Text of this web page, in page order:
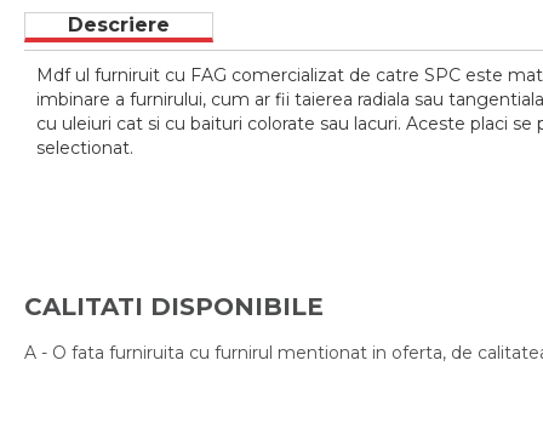
Descriere
Mdf ul furniruit cu FAG comercializat de catre SPC este
imbinare a furnirului, cum ar fii taierea radiala sau
cu uleiuri cat si cu baituri colorate sau lacuri. Aceste placi
selectionat.
CALITATI DISPONIBILE
A - O fata furniruita cu furnirul mentionat in oferta, de